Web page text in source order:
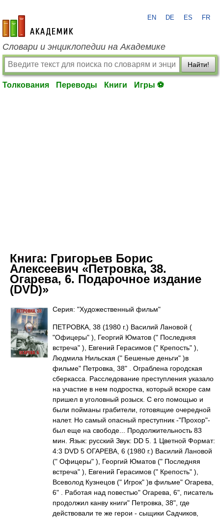
academic.ru
EN DE ES FR
Словари и энциклопедии на Академике
Найти!
Толкования Переводы Книги Игры ⚽
Книга: Григорьев Борис
Алексеевич «Петровка, 38.
Огарева, 6. Подарочное издание
(DVD)»
Серия: "Художественный фильм"
ПЕТРОВКА, 38 (1980 г.) Василий Лановой (
"Офицеры" ), Георгий Юматов (" Последняя
встреча" ), Евгений Герасимов (" Крепость" ),
Людмила Нильская (" Бешеные деньги" )в
фильме" Петровка, 38" . Ограблена городская
сберкасса. Расследование преступления указало
на участие в нем подростка, который вскоре сам
пришел в уголовный розыск. С его помощью и
были пойманы грабители, готовящие очередной
налет. Но самый опасный преступник -"Прохор"-
был еще на свободе... Продолжительность 83
мин. Язык: русский Звук: DD 5. 1 Цветной Формат:
4:3 DVD 5 ОГАРЕВА, 6 (1980 г.) Василий Лановой
(" Офицеры" ), Георгий Юматов (" Последняя
встреча" ), Евгений Герасимов (" Крепость" ),
Всеволод Кузнецов (" Игрок" )в фильме" Огарева,
6" . Работая над повестью" Огарева, 6", писатель
продолжил канву книги" Петровка, 38", где
действовали те же герои - сыщики Садчиков,